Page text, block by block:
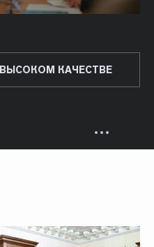
КАЧЕСТВЕ